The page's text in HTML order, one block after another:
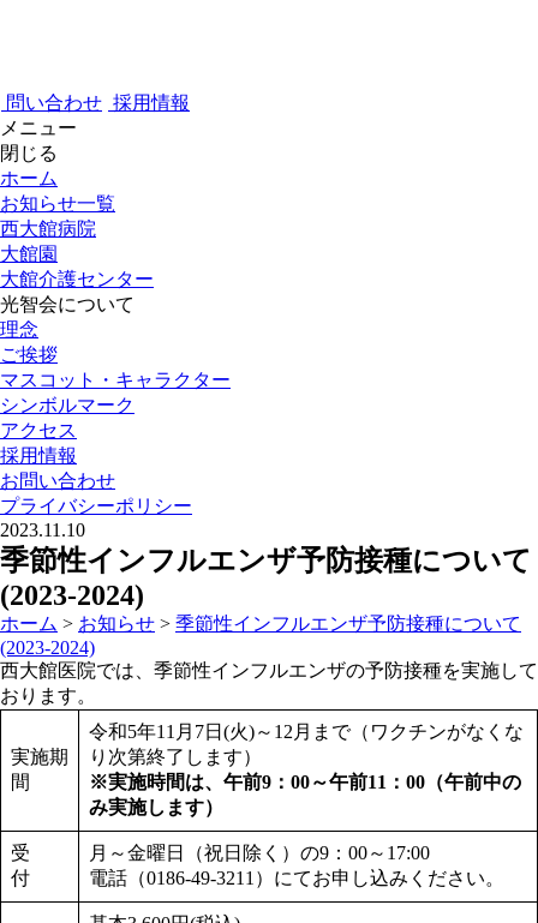
問い合わせ 採用情報
メニュー
閉じる
ホーム
お知らせ一覧
西大館病院
大館園
大館介護センター
光智会について
理念
ご挨拶
マスコット・キャラクター
シンボルマーク
アクセス
採用情報
お問い合わせ
プライバシーポリシー
2023.11.10
季節性インフルエンザ予防接種について
(2023-2024)
ホーム > お知らせ > 季節性インフルエンザ予防接種について
(2023-2024)
西大館医院では、季節性インフルエンザの予防接種を実施して
おります。
実施期
間
令和5年11月7日(火)～12月まで（ワクチンがなくな
り次第終了します）
※実施時間は、午前9：00～午前11：00（午前中の
み実施します）
受
付
月～金曜日（祝日除く）の9：00～17:00
電話（0186-49-3211）にてお申し込みください。